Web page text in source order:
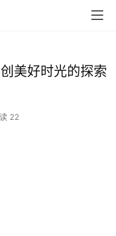
美好时光的探索
22